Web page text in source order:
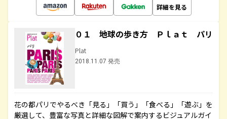
詳細を見る
０１ 地球の歩き方 Ｐｌａｔ パリ
Plat
2018.11.07 発売
花の都パリでやるべき「見る」「買う」「食べる」「遊ぶ」を
厳選して、豊富な写真と詳細な図解で案内するビジュアルガイ